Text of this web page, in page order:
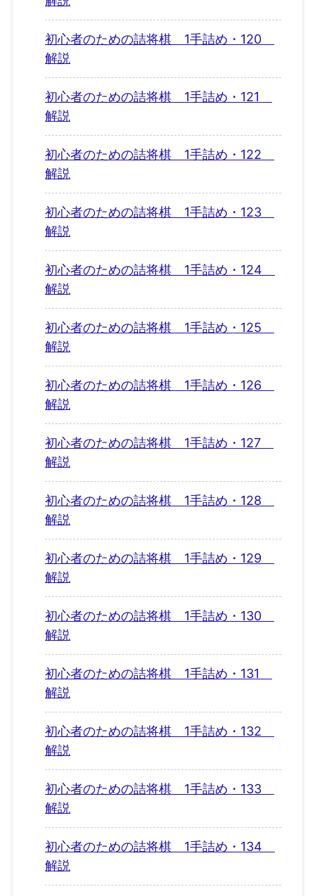
初心者のための詰将棋 1手詰め・120
解説
初心者のための詰将棋 1手詰め・121
解説
初心者のための詰将棋 1手詰め・122
解説
初心者のための詰将棋 1手詰め・123
解説
初心者のための詰将棋 1手詰め・124
解説
初心者のための詰将棋 1手詰め・125
解説
初心者のための詰将棋 1手詰め・126
解説
初心者のための詰将棋 1手詰め・127
解説
初心者のための詰将棋 1手詰め・128
解説
初心者のための詰将棋 1手詰め・129
解説
初心者のための詰将棋 1手詰め・130
解説
初心者のための詰将棋 1手詰め・131
解説
初心者のための詰将棋 1手詰め・132
解説
初心者のための詰将棋 1手詰め・133
解説
初心者のための詰将棋 1手詰め・134
解説